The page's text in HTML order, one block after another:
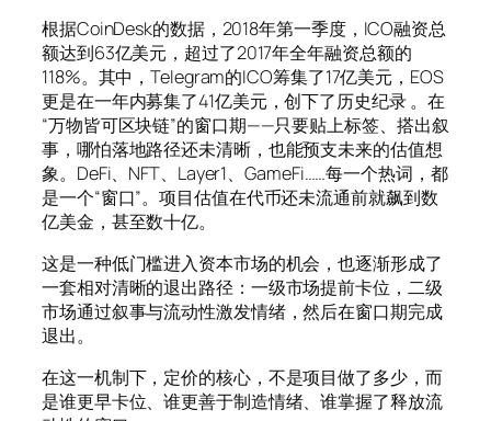
根据CoinDesk的数据，2018年第一季度，ICO融资总
额达到63亿美元，超过了2017年全年融资总额的
118%。其中，Telegram的ICO筹集了17亿美元，EOS
更是在一年内募集了41亿美元，创下了历史纪录 。在
“万物皆可区块链”的窗口期——只要贴上标签、搭出叙
事，哪怕落地路径还未清晰，也能预支未来的估值想
象。DeFi、NFT、Layer1、GameFi……每一个热词，都
是一个“窗口”。项目估值在代币还未流通前就飙到数
亿美金，甚至数十亿。
这是一种低门槛进入资本市场的机会，也逐渐形成了
一套相对清晰的退出路径：一级市场提前卡位，二级
市场通过叙事与流动性激发情绪，然后在窗口期完成
退出。
在这一机制下，定价的核心，不是项目做了多少，而
是谁更早卡位、谁更善于制造情绪、谁掌握了释放流